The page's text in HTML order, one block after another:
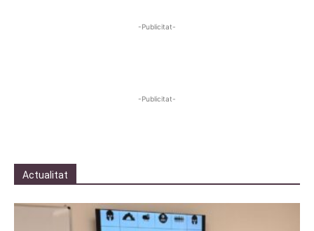
-Publicitat-
-Publicitat-
Actualitat